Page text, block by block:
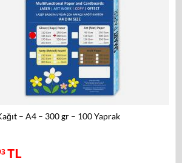
– A4 – 300 gr – 100 Yaprak
TL